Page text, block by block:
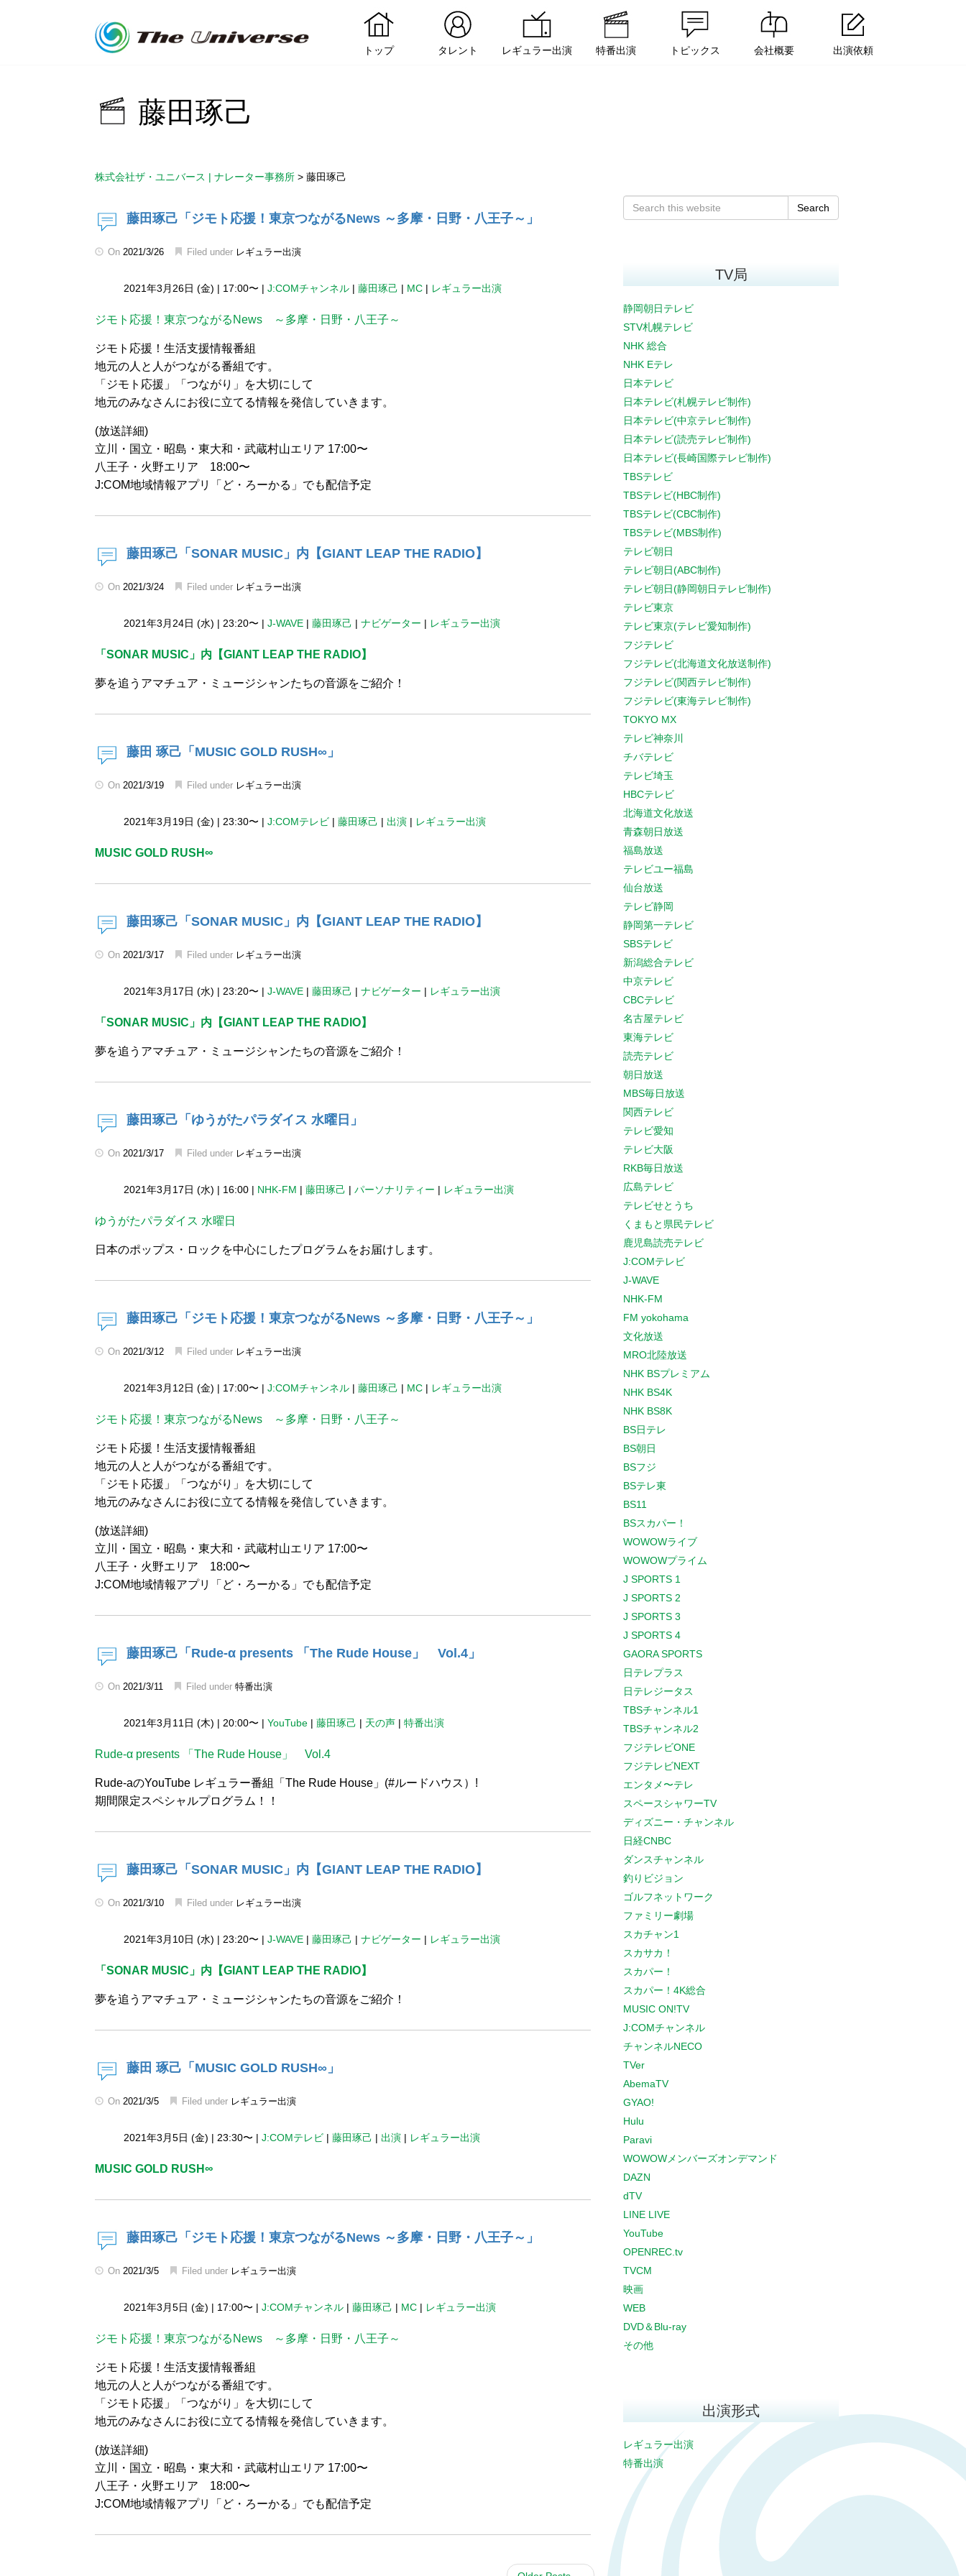
トップ タレント レギュラー出演 特番出演 トピックス 会社概要 出演依頼
藤田琢己
株式会社ザ・ユニバース | ナレーター事務所 > 藤田琢己
藤田琢己「ジモト応援！東京つながるNews ～多摩・日野・八王子～」
On 2021/3/26 Filed under レギュラー出演
2021年3月26日 (金) | 17:00〜 | J:COMチャンネル | 藤田琢己 | MC | レギュラー出演
ジモト応援！東京つながるNews ～多摩・日野・八王子～
ジモト応援！生活支援情報番組
地元の人と人がつながる番組です。
「ジモト応援」「つながり」を大切にして
地元のみなさんにお役に立てる情報を発信していきます。
(放送詳細)
立川・国立・昭島・東大和・武蔵村山エリア 17:00〜
八王子・火野エリア 18:00〜
J:COM地域情報アプリ「ど・ろーかる」でも配信予定
藤田琢己「SONAR MUSIC」内【GIANT LEAP THE RADIO】
On 2021/3/24 Filed under レギュラー出演
2021年3月24日 (水) | 23:20〜 | J-WAVE | 藤田琢己 | ナビゲーター | レギュラー出演
「SONAR MUSIC」内【GIANT LEAP THE RADIO】
夢を追うアマチュア・ミュージシャンたちの音源をご紹介！
藤田 琢己「MUSIC GOLD RUSH∞」
On 2021/3/19 Filed under レギュラー出演
2021年3月19日 (金) | 23:30〜 | J:COMテレビ | 藤田琢己 | 出演 | レギュラー出演
MUSIC GOLD RUSH∞
藤田琢己「SONAR MUSIC」内【GIANT LEAP THE RADIO】
On 2021/3/17 Filed under レギュラー出演
2021年3月17日 (水) | 23:20〜 | J-WAVE | 藤田琢己 | ナビゲーター | レギュラー出演
「SONAR MUSIC」内【GIANT LEAP THE RADIO】
夢を追うアマチュア・ミュージシャンたちの音源をご紹介！
藤田琢己「ゆうがたパラダイス 水曜日」
On 2021/3/17 Filed under レギュラー出演
2021年3月17日 (水) | 16:00 | NHK-FM | 藤田琢己 | パーソナリティー | レギュラー出演
ゆうがたパラダイス 水曜日
日本のポップス・ロックを中心にしたプログラムをお届けします。
藤田琢己「ジモト応援！東京つながるNews ～多摩・日野・八王子～」
On 2021/3/12 Filed under レギュラー出演
2021年3月12日 (金) | 17:00〜 | J:COMチャンネル | 藤田琢己 | MC | レギュラー出演
ジモト応援！東京つながるNews ～多摩・日野・八王子～
ジモト応援！生活支援情報番組
地元の人と人がつながる番組です。
「ジモト応援」「つながり」を大切にして
地元のみなさんにお役に立てる情報を発信していきます。
(放送詳細)
立川・国立・昭島・東大和・武蔵村山エリア 17:00〜
八王子・火野エリア 18:00〜
J:COM地域情報アプリ「ど・ろーかる」でも配信予定
藤田琢己「Rude-α presents 「The Rude House」 Vol.4」
On 2021/3/11 Filed under 特番出演
2021年3月11日 (木) | 20:00〜 | YouTube | 藤田琢己 | 天の声 | 特番出演
Rude-α presents 「The Rude House」 Vol.4
Rude-aのYouTube レギュラー番組「The Rude House」(#ルードハウス​）!
期間限定スペシャルプログラム！！
藤田琢己「SONAR MUSIC」内【GIANT LEAP THE RADIO】
On 2021/3/10 Filed under レギュラー出演
2021年3月10日 (水) | 23:20〜 | J-WAVE | 藤田琢己 | ナビゲーター | レギュラー出演
「SONAR MUSIC」内【GIANT LEAP THE RADIO】
夢を追うアマチュア・ミュージシャンたちの音源をご紹介！
藤田 琢己「MUSIC GOLD RUSH∞」
On 2021/3/5 Filed under レギュラー出演
2021年3月5日 (金) | 23:30〜 | J:COMテレビ | 藤田琢己 | 出演 | レギュラー出演
MUSIC GOLD RUSH∞
藤田琢己「ジモト応援！東京つながるNews ～多摩・日野・八王子～」
On 2021/3/5 Filed under レギュラー出演
2021年3月5日 (金) | 17:00〜 | J:COMチャンネル | 藤田琢己 | MC | レギュラー出演
ジモト応援！東京つながるNews ～多摩・日野・八王子～
ジモト応援！生活支援情報番組
地元の人と人がつながる番組です。
「ジモト応援」「つながり」を大切にして
地元のみなさんにお役に立てる情報を発信していきます。
(放送詳細)
立川・国立・昭島・東大和・武蔵村山エリア 17:00〜
八王子・火野エリア 18:00〜
J:COM地域情報アプリ「ど・ろーかる」でも配信予定
Search
TV局
静岡朝日テレビ
STV札幌テレビ
NHK 総合
NHK Eテレ
日本テレビ
日本テレビ(札幌テレビ制作)
日本テレビ(中京テレビ制作)
日本テレビ(読売テレビ制作)
日本テレビ(長崎国際テレビ制作)
TBSテレビ
TBSテレビ(HBC制作)
TBSテレビ(CBC制作)
TBSテレビ(MBS制作)
テレビ朝日
テレビ朝日(ABC制作)
テレビ朝日(静岡朝日テレビ制作)
テレビ東京
テレビ東京(テレビ愛知制作)
フジテレビ
フジテレビ(北海道文化放送制作)
フジテレビ(関西テレビ制作)
フジテレビ(東海テレビ制作)
TOKYO MX
テレビ神奈川
チバテレビ
テレビ埼玉
HBCテレビ
北海道文化放送
青森朝日放送
福島放送
テレビユー福島
仙台放送
テレビ静岡
静岡第一テレビ
SBSテレビ
新潟総合テレビ
中京テレビ
CBCテレビ
名古屋テレビ
東海テレビ
読売テレビ
朝日放送
MBS毎日放送
関西テレビ
テレビ愛知
テレビ大阪
RKB毎日放送
広島テレビ
テレビせとうち
くまもと県民テレビ
鹿児島読売テレビ
J:COMテレビ
J-WAVE
NHK-FM
FM yokohama
文化放送
MRO北陸放送
NHK BSプレミアム
NHK BS4K
NHK BS8K
BS日テレ
BS朝日
BSフジ
BSテレ東
BS11
BSスカパー！
WOWOWライブ
WOWOWプライム
J SPORTS 1
J SPORTS 2
J SPORTS 3
J SPORTS 4
GAORA SPORTS
日テレプラス
日テレジータス
TBSチャンネル1
TBSチャンネル2
フジテレビONE
フジテレビNEXT
エンタメ〜テレ
スペースシャワーTV
ディズニー・チャンネル
日経CNBC
ダンスチャンネル
釣りビジョン
ゴルフネットワーク
ファミリー劇場
スカチャン1
スカサカ！
スカパー！
スカパー！4K総合
MUSIC ON!TV
J:COMチャンネル
チャンネルNECO
TVer
AbemaTV
GYAO!
Hulu
Paravi
WOWOWメンバーズオンデマンド
DAZN
dTV
LINE LIVE
YouTube
OPENREC.tv
TVCM
映画
WEB
DVD＆Blu-ray
その他
出演形式
レギュラー出演
特番出演